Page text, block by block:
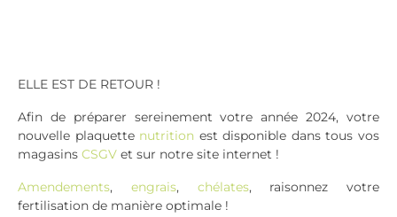
ELLE EST DE RETOUR !
Afin de préparer sereinement votre année 2024, votre
nouvelle plaquette nutrition est disponible dans tous vos
magasins CSGV et sur notre site internet !
Amendements, engrais, chélates, raisonnez votre
fertilisation de manière optimale !